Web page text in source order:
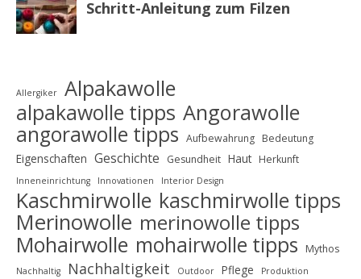
Allergiker
Alpakawolle
alpakawolle tipps Angorawolle
angorawolle tipps Aufbewahrung Bedeutung
Eigenschaften Geschichte Gesundheit Haut Herkunft
Inneneinrichtung Innovationen Interior Design
Kaschmirwolle kaschmirwolle tipps
Merinowolle merinowolle tipps
Mohairwolle mohairwolle tipps Mythos
Nachhaltig Nachhaltigkeit Outdoor Pflege Produktion